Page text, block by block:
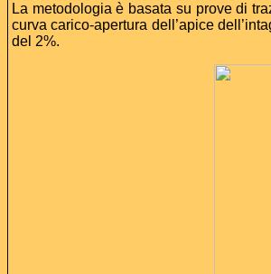
La metodologia è basata su prove di
curva carico-apertura dell’apice
del 2%.